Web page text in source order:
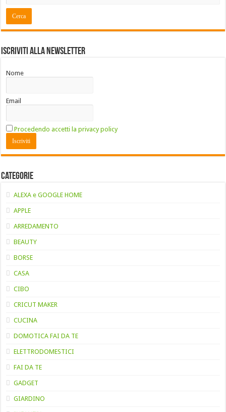
Iscriviti alla Newsletter
Nome
Email
Procedendo accetti la privacy policy
Categorie
ALEXA e GOOGLE HOME
APPLE
ARREDAMENTO
BEAUTY
BORSE
CASA
CIBO
CRICUT MAKER
CUCINA
DOMOTICA FAI DA TE
ELETTRODOMESTICI
FAI DA TE
GADGET
GIARDINO